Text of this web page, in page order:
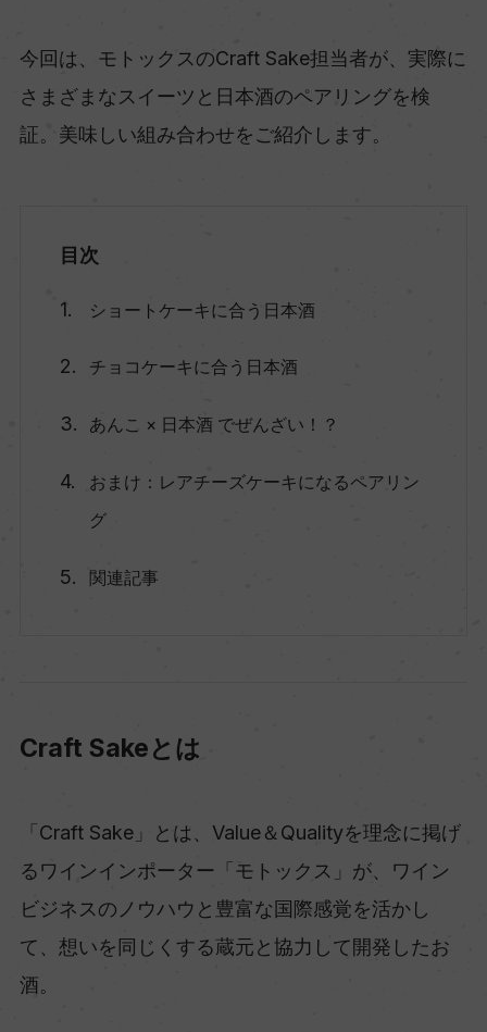
今回は、モトックスのCraft Sake担当者が、実際に
さまざまなスイーツと日本酒のペアリングを検
証。美味しい組み合わせをご紹介します。
目次
ショートケーキに合う日本酒
チョコケーキに合う日本酒
あんこ × 日本酒 でぜんざい！？
おまけ：レアチーズケーキになるペアリン
グ
関連記事
Craft Sakeとは
「Craft Sake」とは、Value＆Qualityを理念に掲げ
るワインインポーター「モトックス」が、ワイン
ビジネスのノウハウと豊富な国際感覚を活かし
て、想いを同じくする蔵元と協力して開発したお
酒。